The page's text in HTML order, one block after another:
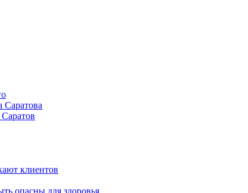
Саратова
клиентов
опасны для здоровья